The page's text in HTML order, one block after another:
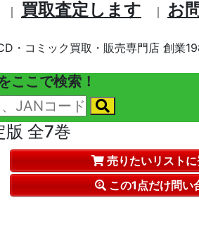
｜ 買取査定します ｜ お
・コミック買取・販売専門店 創業
ここで検索！
全7巻
売りたいリスト
この1点だけ問い